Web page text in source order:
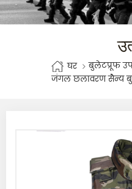
घर बुलेटप्रूफ
जंगल छलावरण सैन्य